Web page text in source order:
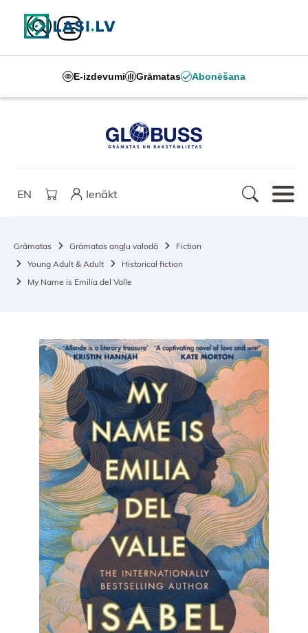
E-izdevumi Grāmatas Abonēšana
EN Ienākt
Grāmatas Grāmatas angļu valodā
Fiction
Young Adult & Adult
Historical fiction
My Name is Emilia del Valle